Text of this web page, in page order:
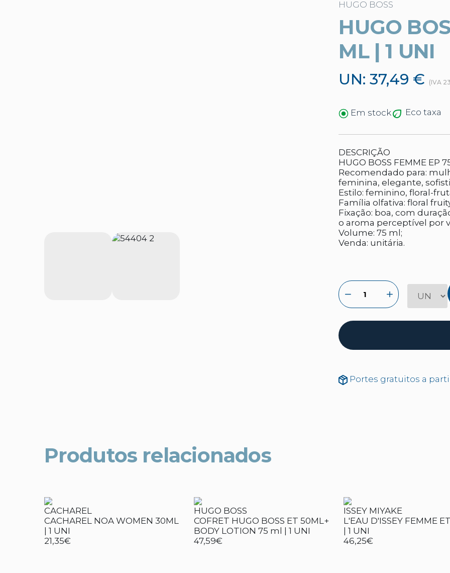
HUGO BOSS
HUGO
ML | 1 UNI
UN: 37,49 € (IVA
Em stock Eco taxa
DESCRIÇÃO
HUGO BOSS FEMME EP
Recomendado para:
feminina, elegante,
Estilo: feminino, floral-
Família olfativa: floral
Fixação: boa, com
o aroma perceptível por
Volume: 75 ml;
Venda: unitária.
Portes gratuitos a
Produtos relacionados
CACHAREL
CACHAREL NOA WOMEN 30ML
| 1 UNI
21,35€
HUGO BOSS
COFRET HUGO BOSS ET 50ML+
BODY LOTION 75 ml | 1 UNI
47,59€
ISSEY MIYAKE
L'EAU D'ISSEY FEMME
| 1 UNI
46,25€